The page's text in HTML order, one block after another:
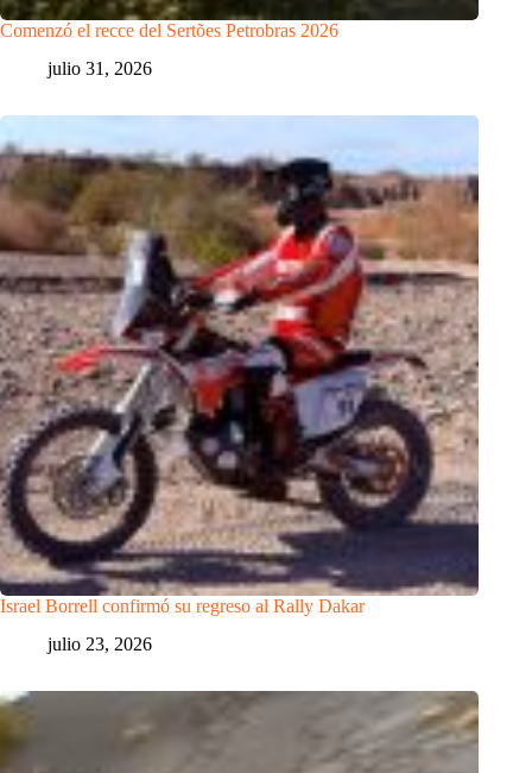
Comenzó el recce del Sertões Petrobras 2026
julio 31, 2026
Israel Borrell confirmó su regreso al Rally Dakar
julio 23, 2026